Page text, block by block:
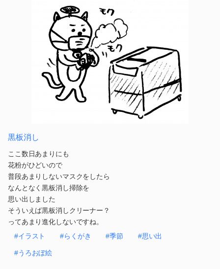
黒板消し
ここ数日あまりにも
花粉がひどいので
普段あまりしないマスクをしたら
なんとなく黒板消し掃除を
思い出しました
そういえば黒板消しクリーナー？
ってあまり進化しないですね。
#イラスト
#らくがき #季節 #思い出
#うろおぼ絵